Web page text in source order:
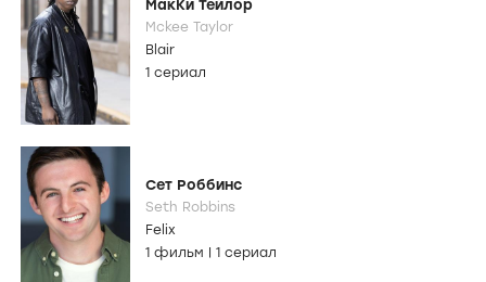
МакКи Тейлор
Mckee Taylor
Blair
1 сериал
Сет Роббинс
Seth Robbins
Felix
1 фильм
1 сериал